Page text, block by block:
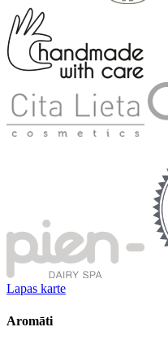
Lapas karte
Aromāti